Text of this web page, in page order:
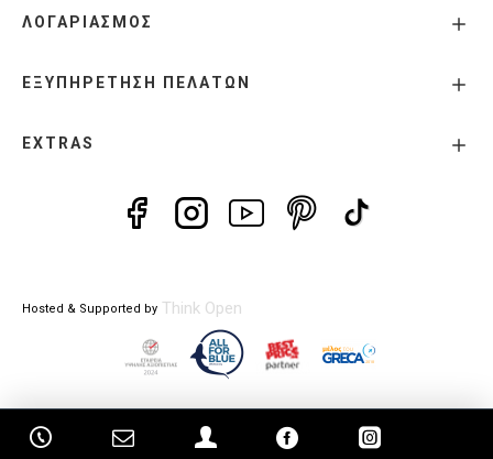
ΛΟΓΑΡΙΑΣΜΟΣ
ΕΞΥΠΗΡΕΤΗΣΗ ΠΕΛΑΤΩΝ
EXTRAS
Hosted & Supported by Think Open